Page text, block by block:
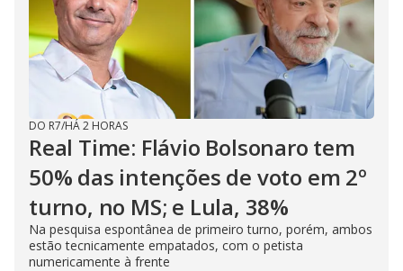
DO R7/HÁ 2 HORAS
Real Time: Flávio Bolsonaro tem
50% das intenções de voto em 2º
turno, no MS; e Lula, 38%
Na pesquisa espontânea de primeiro turno, porém, ambos
estão tecnicamente empatados, com o petista
numericamente à frente